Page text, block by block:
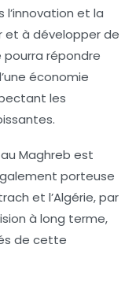
et la
et à développer de
pourra répondre
économie
les
au Maghreb est
porteuse
et l’Algérie, par
à long terme,
de cette